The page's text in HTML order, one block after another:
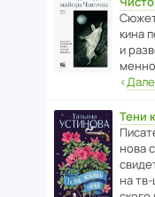
кина
и
‹
Тени
нова
на